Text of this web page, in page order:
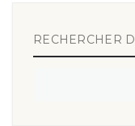
RECHERCHER